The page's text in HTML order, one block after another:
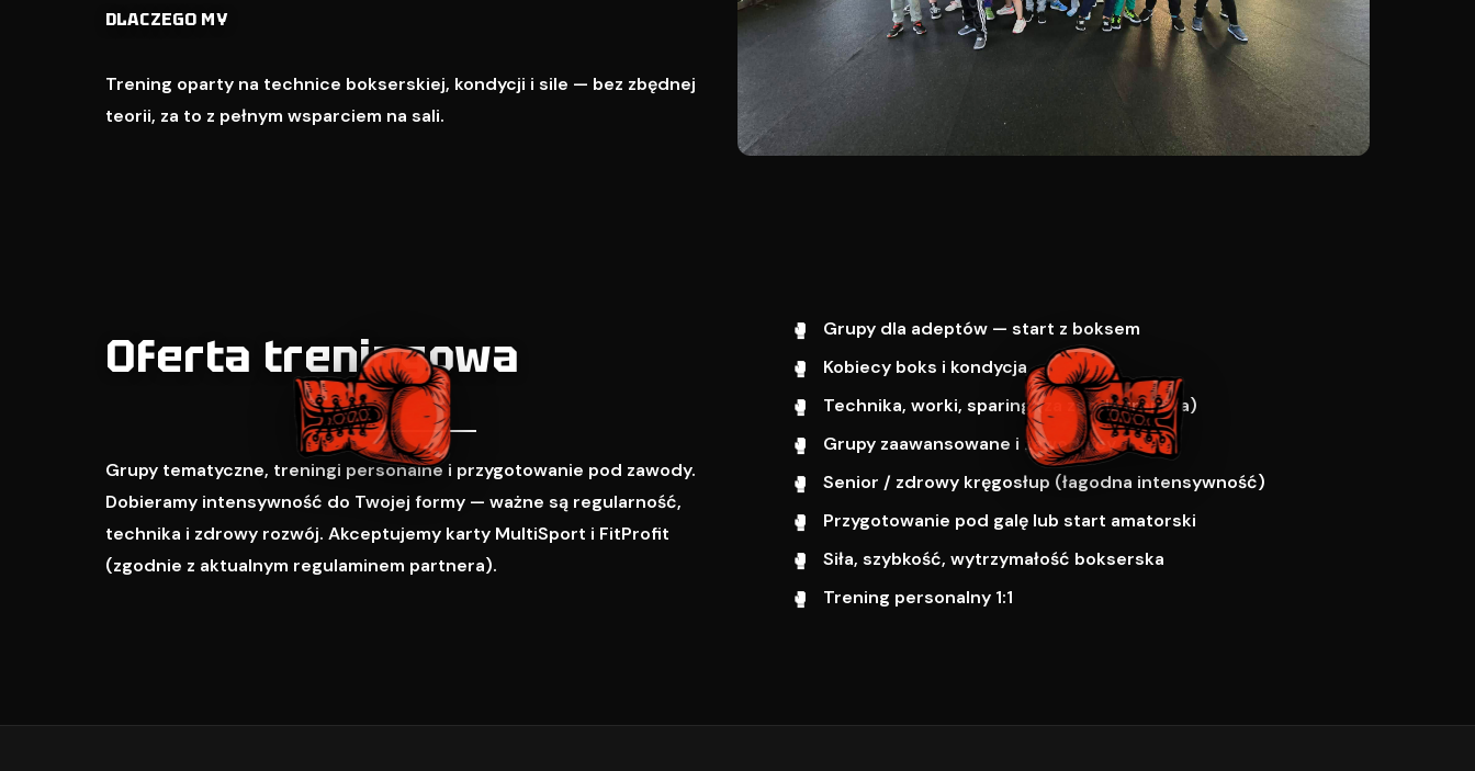
DLACZEGO MY
Trening oparty na technice bokserskiej, kondycji i sile — bez zbędnej
teorii, za to z pełnym wsparciem na sali.
Oferta treningowa
Grupy tematyczne, treningi personalne i przygotowanie pod zawody.
Dobieramy intensywność do Twojej formy — ważne są regularność,
technika i zdrowy rozwój. Akceptujemy karty MultiSport i FitProfit
(zgodnie z aktualnym regulaminem partnera).
Grupy dla adeptów — start z boksem
Kobiecy boks i kondycja
Technika, worki, sparing (za zgodą trenera)
Grupy zaawansowane i zawodnicy
Senior / zdrowy kręgosłup (łagodna intensywność)
Przygotowanie pod galę lub start amatorski
Siła, szybkość, wytrzymałość bokserska
Trening personalny 1:1